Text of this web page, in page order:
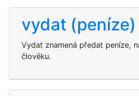
vydat (peníze)
Vydat znamená předat peníze,
člověku.